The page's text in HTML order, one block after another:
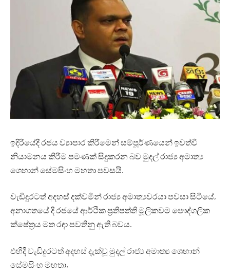
ඉදිරියේදී රජය ව්‍යාපාර කිරීමෙන් සම්පූර්ණයෙන් ඉවත්වී
නියාමනය කිරීම පමණක් සිදුකරන බව මුදල් රාජ්‍ය අමාත්‍ය
ශෙහාන් සේමසිංහ මහතා පවසයි.
වැඩිදුරටත් අදහස් දක්වමින් රාජ්‍ය අමාත්‍යවරයා පවසා සිටියේ,
අනාගතයේ දී රජයේ ආර්ථික ප්‍රතිපත්ති මූලිකවම පෞද්ගලික
ක්ෂේත්‍රය මත රඳා පවතිනු ඇති බවය.
එහිදී වැඩිදුරටත් අදහස් දැක්වූ මුදල් රාජ්‍ය අමාත්‍ය ශෙහාන්
සේමසිංහ මහතා,